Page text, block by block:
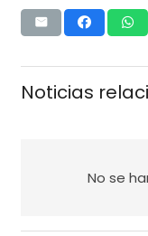
Noticias
No se